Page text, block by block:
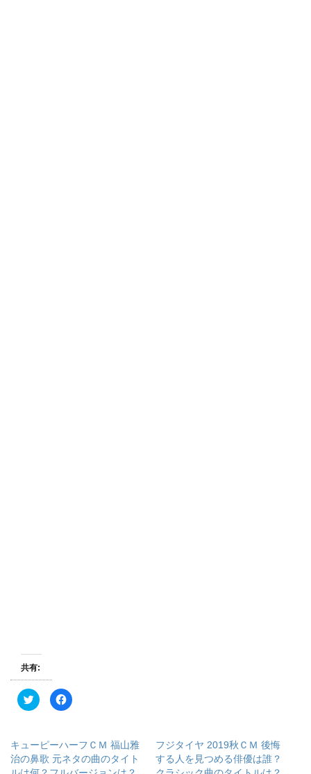
共有:
ク
リ
て
T
w
i
F
a
o
k
で
キューピーハーフＣＭ 福山雅
治の鼻歌 元ネタの曲のタイト
フジタイヤ 2019秋ＣＭ 後悔
する人を見つめる俳優は誰？